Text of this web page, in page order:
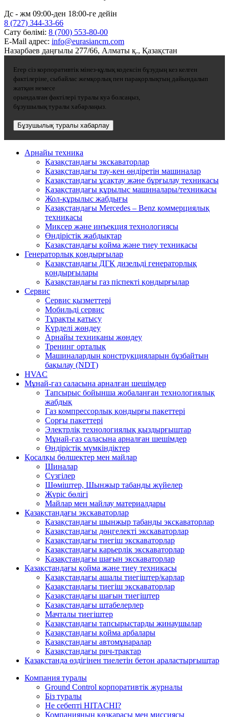
Дс - жм 09:00-ден 18:00-ге дейін
8 (727) 344-33-66
Сату бөлімі: 8 (700) 553-80-00
E-Mail адрес: info@eurasiancm.com
Назарбаев даңғылы 277/66, Алматы қ., Қазақстан
Егер сіз корпоративтік мінез-құлық кодексін бұзудың кез келген
фактілеріне, сыбайлас жемқорлық пен парақорлықтың дайындалып
жатқан немесе
орындалған фактілері туралы куә болсаңыз,
бұзушылық туралы хабарлаңыз.
Бұзушылық туралы хабарлау
Арнайы техника
Қазақстандағы экскаваторлар
Қазақстандағы тау-кен өндіретін машиналар
Қазақстандағы ұсақтау және бұрғылау техникасы
Қазақстандағы құрылыс машиналары/техникасы
Жол-құрылыс жабдығы
Қазақстандағы Mercedes – Benz коммерциялық
техникасы
Миксер және инъекция технологиясы
Өндірістік жабдықтар
Қазақстандағы қойма және тиеу техникасы
Генераторлық қондырғылар
Қазақстандағы ДГҚ дизельді генераторлық
қондырғылары
Қазақстандағы газ піспекті қондырғылар
Сервис
Сервис қызметтері
Мобильді сервис
Тұрақты қатысу
Күрделі жөндеу
Арнайы техниканы жөндеу
Тренинг орталық
Машиналардың конструкцияларын бұзбайтын
бақылау (NDT)
HVAC
Мұнай-газ саласына арналған шешімдер
Тапсырыс бойынша жобаланған технологиялық
жабдық
Газ компрессорлық қондырғы пакеттері
Сорғы пакеттері
Электрліқ технологиялық қыздырғыштар
Мұнай-газ саласына арналған шешімдер
Өндірістік мүмкіндіктер
Қосалқы бөлшектер мен майлар
Шиналар
Сүзгілер
Шөміштер, Шынжыр табанды жүйелер
Жүріс бөлігі
Майлар мен майлау материалдары
Қазақстандағы экскаваторлар
Қазақстандағы шынжыр табанды экскаваторлар
Қазақстандағы дөңгелекті экскаваторлар
Қазақстандағы тиегіш экскаваторлар
Қазақстандағы карьерлік экскаваторлар
Қазақстандағы шағын экскаваторлар
Қазақстандағы қойма және тиеу техникасы
Қазақстандағы ашалы тиегіштер/карлар
Қазақстандағы тиегіш экскаваторлар
Қазақстандағы шағын тиегіштер
Қазақстандағы штабелерлер
Мачталы тиегіштер
Қазақстандағы тапсырыстарды жинаушылар
Қазақстандағы қойма арбалары
Қазақстандағы автомұнаралар
Қазақстандағы рич-трактар
Қазақстанда өздігінен тиелетін бетон араластырғыштар
Компания туралы
Ground Control корпоративтік журналы
Біз туралы
Не себепті HITACHI?
Компанияның көзқарасы мен миссиясы